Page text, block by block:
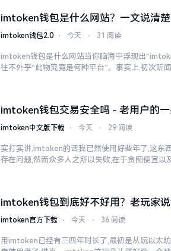
imtoken钱包是什么网站？一文说清
imtoken钱包2.0 ⋅ 今天 ⋅ 31 阅读
imtoken钱包是什么网站当你脑海中浮现出
往不外乎“此物究竟是何种平台”。事实上,初次听
imtoken钱包交易安全吗 - 老用户的
imtoken中文版下载 ⋅ 今天 ⋅ 29 阅读
实打实讲,imtoken的话我已然使用好些年了,这东
存在问题,然而众多人之所以失败,在于贪图便宜以
imtoken钱包到底好不好用？老玩家
imtoken官方下载 ⋅ 今天 ⋅ 36 阅读
用imtoken已经有三四年时长了,最初是从玩以太